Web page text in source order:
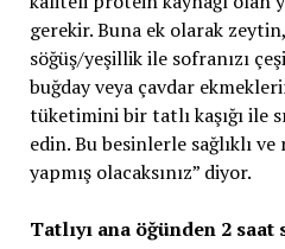
gerekir. Buna ek olarak
söğüş/yeşillik ile sofranızı
buğday veya çavdar
tüketimini bir tatlı kaşığı ile
edin. Bu besinlerle sağlıklı
yapmış olacaksınız” diyor.
Tatlıyı ana öğünden 2